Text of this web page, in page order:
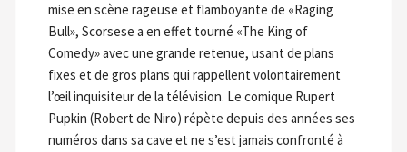
mise en scène rageuse et flamboyante de «Raging
Bull», Scorsese a en effet tourné «The King of
Comedy» avec une grande retenue, usant de plans
fixes et de gros plans qui rappellent volontairement
l’œil inquisiteur de la télévision. Le comique Rupert
Pupkin (Robert de Niro) répète depuis des années ses
numéros dans sa cave et ne s’est jamais confronté à